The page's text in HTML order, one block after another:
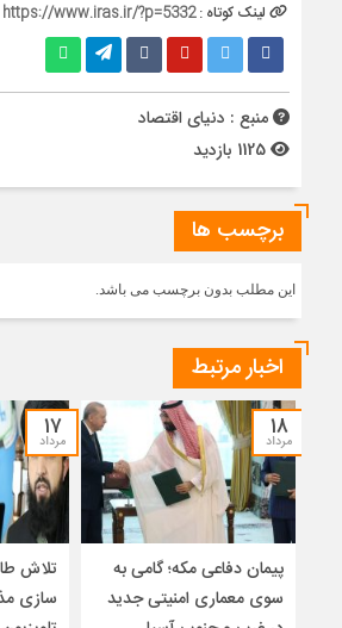
لینک کوتاه :https://www.iras.ir/?p=5332
منبع : دنیای اقتصاد
برچسب ها
این مطلب بدون برچسب می باشد.
اخبار مرتبط
۱۸
مرداد
پیمان دفاعی مکه؛ گامی به
سوی معماری امنیتی جدید
۱۷
مرداد
تلاش
سازی